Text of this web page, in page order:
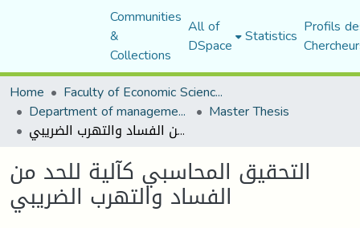
Communities
&
Collections
All of
DSpace Statistics Profils
Home
Faculty of Economic Sciences, Commerce and Management Sciences
Department of management sciences Master Thesis
التحقيق المحاسبي كآلية للحد من الفساد والتهرب الضريبي
التحقيق المحاسبي كآلية للحد من
الفساد والتهرب الضريبي